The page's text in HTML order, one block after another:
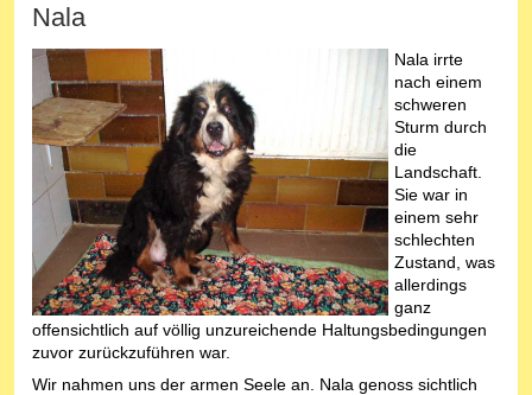
Nala
Nala irrte
nach einem
schweren
Sturm durch
die
Landschaft.
Sie war in
einem sehr
schlechten
Zustand, was
allerdings
ganz
offensichtlich auf völlig unzureichende Haltungsbedingungen
zuvor zurückzuführen war.
Wir nahmen uns der armen Seele an. Nala genoss sichtlich